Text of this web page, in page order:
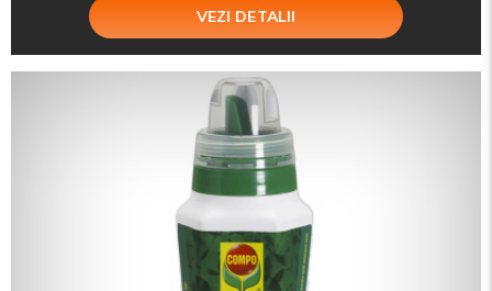
VEZI DETALII